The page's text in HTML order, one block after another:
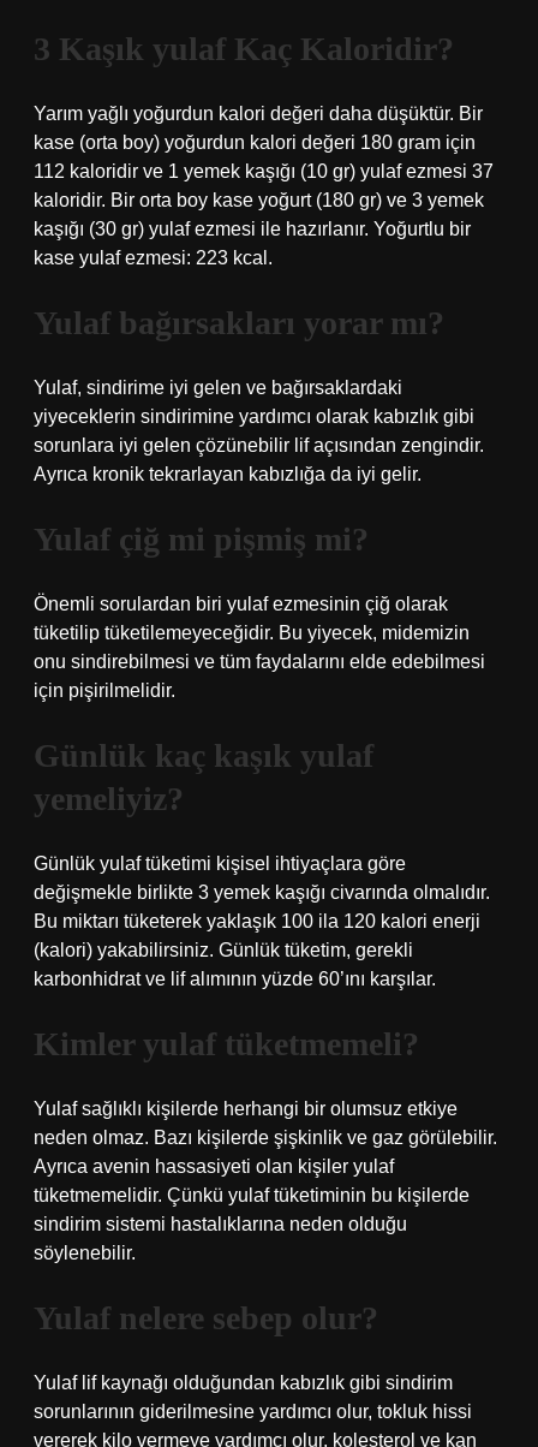
3 Kaşık yulaf Kaç Kaloridir?
Yarım yağlı yoğurdun kalori değeri daha düşüktür. Bir
kase (orta boy) yoğurdun kalori değeri 180 gram için
112 kaloridir ve 1 yemek kaşığı (10 gr) yulaf ezmesi 37
kaloridir. Bir orta boy kase yoğurt (180 gr) ve 3 yemek
kaşığı (30 gr) yulaf ezmesi ile hazırlanır. Yoğurtlu bir
kase yulaf ezmesi: 223 kcal.
Yulaf bağırsakları yorar mı?
Yulaf, sindirime iyi gelen ve bağırsaklardaki
yiyeceklerin sindirimine yardımcı olarak kabızlık gibi
sorunlara iyi gelen çözünebilir lif açısından zengindir.
Ayrıca kronik tekrarlayan kabızlığa da iyi gelir.
Yulaf çiğ mi pişmiş mi?
Önemli sorulardan biri yulaf ezmesinin çiğ olarak
tüketilip tüketilemeyeceğidir. Bu yiyecek, midemizin
onu sindirebilmesi ve tüm faydalarını elde edebilmesi
için pişirilmelidir.
Günlük kaç kaşık yulaf
yemeliyiz?
Günlük yulaf tüketimi kişisel ihtiyaçlara göre
değişmekle birlikte 3 yemek kaşığı civarında olmalıdır.
Bu miktarı tüketerek yaklaşık 100 ila 120 kalori enerji
(kalori) yakabilirsiniz. Günlük tüketim, gerekli
karbonhidrat ve lif alımının yüzde 60’ını karşılar.
Kimler yulaf tüketmemeli?
Yulaf sağlıklı kişilerde herhangi bir olumsuz etkiye
neden olmaz. Bazı kişilerde şişkinlik ve gaz görülebilir.
Ayrıca avenin hassasiyeti olan kişiler yulaf
tüketmemelidir. Çünkü yulaf tüketiminin bu kişilerde
sindirim sistemi hastalıklarına neden olduğu
söylenebilir.
Yulaf nelere sebep olur?
Yulaf lif kaynağı olduğundan kabızlık gibi sindirim
sorunlarının giderilmesine yardımcı olur, tokluk hissi
vererek kilo vermeye yardımcı olur, kolesterol ve kan